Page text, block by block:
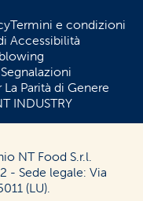
Termini e condizioni
Accessibilità
Parità di Genere
INDUSTRY
NT Food S.r.l.
- Sede legale: Via
(LU).